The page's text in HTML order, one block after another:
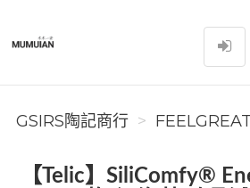
GSIRS陶記商行
GSIRS陶記商行 FEELGREAT
【Telic】SiliComfy®